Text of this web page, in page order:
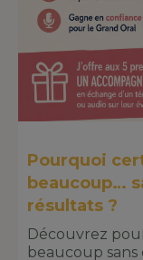
Pourquoi
beaucoup…
résultats ?
Découvrez
beaucoup